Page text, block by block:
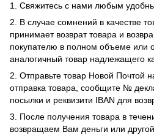
1. Свяжитесь с нами любым
2. В случае сомнений в качестве
принимает возврат товара и
покупателю в полном объеме или
аналогичный товар надлежащего
2. Отправьте товар Новой Почтой
отправка товара, сообщите №
посылки и реквизити IBAN для
3. После получения товара в
возвращаем Вам деньги или